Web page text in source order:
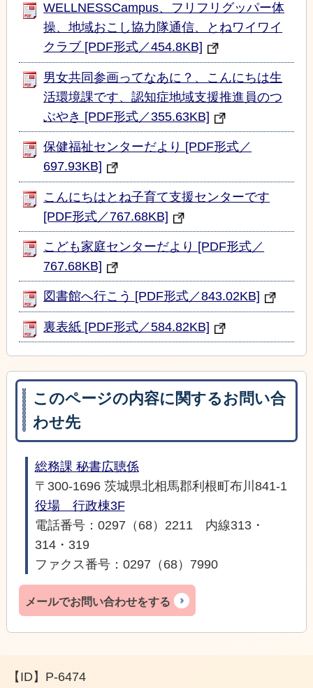
WELLNESSCampus、フリフリグッパー体
操、地域おこし協力隊通信、とねワイワイ
クラブ [PDF形式／454.8KB]
男女共同参画ってなあに？、こんにちは生
活環境課です、認知症地域支援推進員のつ
ぶやき [PDF形式／355.63KB]
保健福祉センターだより [PDF形式／
697.93KB]
こんにちはとね子育て支援センターです
[PDF形式／767.68KB]
こども家庭センターだより [PDF形式／
767.68KB]
図書館へ行こう [PDF形式／843.02KB]
裏表紙 [PDF形式／584.82KB]
このページの内容に関するお問い合
わせ先
総務課 秘書広聴係
〒300-1696 茨城県北相馬郡利根町布川841-1
役場 行政棟3F
電話番号：0297（68）2211 内線313・
314・319
ファクス番号：0297（68）7990
メールでお問い合わせをする
【ID】 P-6474